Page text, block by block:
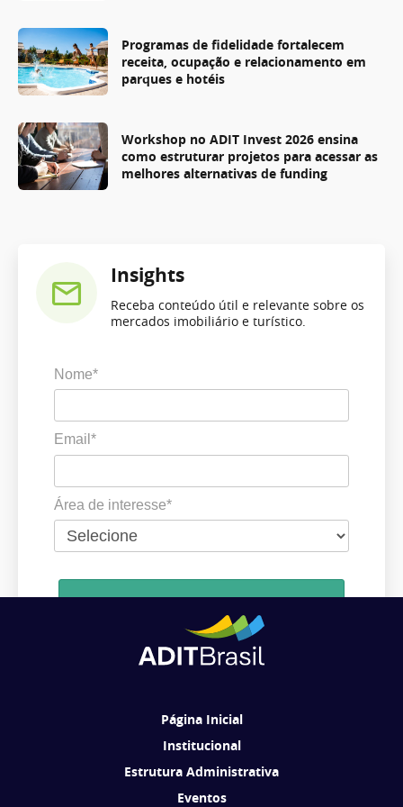
Programas de fidelidade fortalecem
receita, ocupação e relacionamento em
parques e hotéis
Workshop no ADIT Invest 2026 ensina
como estruturar projetos para acessar as
melhores alternativas de funding
Insights
Receba conteúdo útil e relevante sobre os
mercados imobiliário e turístico.
Nome*
Email*
Área de interesse*
Ao se cadastrar, você concorda em receber comunicações da ADIT
Página Inicial
Institucional
Estrutura Administrativa
Eventos